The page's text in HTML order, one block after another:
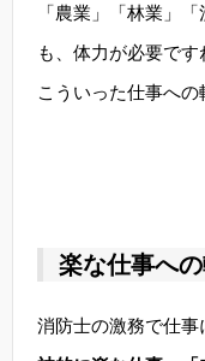
「農業」「林業」
も、体力が必要です
こういった仕事への
楽な仕事へ
消防士の激務で仕事